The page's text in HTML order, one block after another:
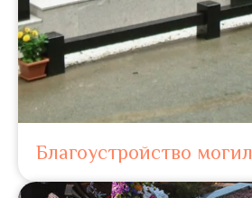
Благоустройство могил